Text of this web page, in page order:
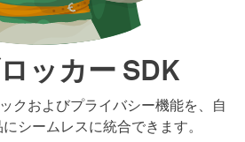
ッカー SDK
クおよびプライバシー機能を、自
シームレスに統合できます。